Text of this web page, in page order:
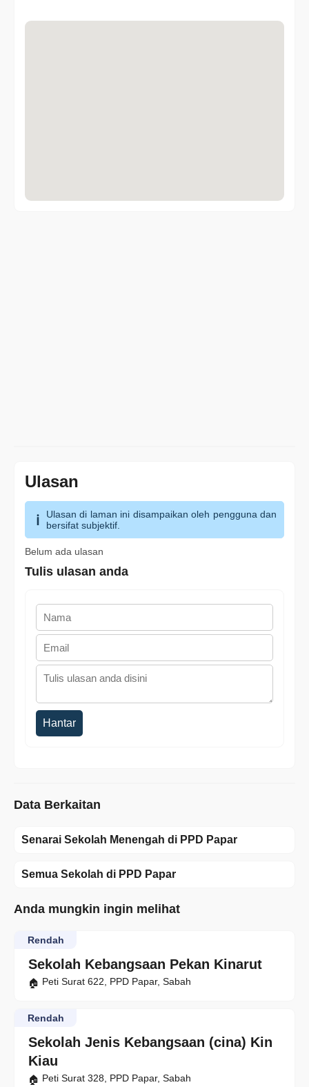
Ulasan
Ulasan di laman ini disampaikan oleh pengguna dan
bersifat subjektif.
Belum ada ulasan
Tulis ulasan anda
Hantar
Data Berkaitan
Senarai Sekolah Menengah di PPD Papar
Semua Sekolah di PPD Papar
Anda mungkin ingin melihat
Sekolah Kebangsaan Pekan Kinarut
Rendah
Peti Surat 622, PPD Papar, Sabah
Sekolah Jenis Kebangsaan (cina) Kin
Kiau
Rendah
Peti Surat 328, PPD Papar, Sabah